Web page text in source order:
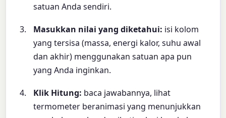
satuan Anda sendiri.
Masukkan nilai yang diketahui: isi kolom
yang tersisa (massa, energi kalor, suhu awal
dan akhir) menggunakan satuan apa pun
yang Anda inginkan.
Klik Hitung: baca jawabannya, lihat
termometer beranimasi yang menunjukkan